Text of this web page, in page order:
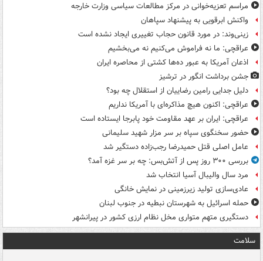
مراسم تعزیه‌خوانی در مرکز مطالعات سیاسی وزارت خارجه
واکنش ابرقویی به پیشنهاد سپاهان
زینی‌وند: در مورد قانون حجاب تغییری ایجاد نشده است
عراقچی: ما نه فراموش می‌کنیم نه می‌بخشیم
اذعان آمریکا به عبور ده‌ها کشتی از محاصره ایران
جشن برداشت انگور در ترشیز
دلیل جدایی رامین رضاییان از استقلال چه بود؟
عراقچی: اکنون هیچ مذاکره‌ای با آمریکا نداریم
عراقچی: ایران بر عهد مقاومت خود پابرجا ایستاده است
حضور سخنگوی سپاه بر سر مزار شهید سلیمانی
عامل اصلی قتل حمیدرضا رجب‌زاده دستگیر شد
بررسی ۳۰۰ روز پس از آتش‌بس: چه بر سر غزه آمد؟
مرد سال والیبال آسیا انتخاب شد
عادی‌سازی تولید زیرزمینی در نمایش خانگی
حمله اسرائیل به شهرستان نبطیه در جنوب لبنان
دستگیری متهم متواری مخل نظام ارزی کشور در پیرانشهر
سلامت